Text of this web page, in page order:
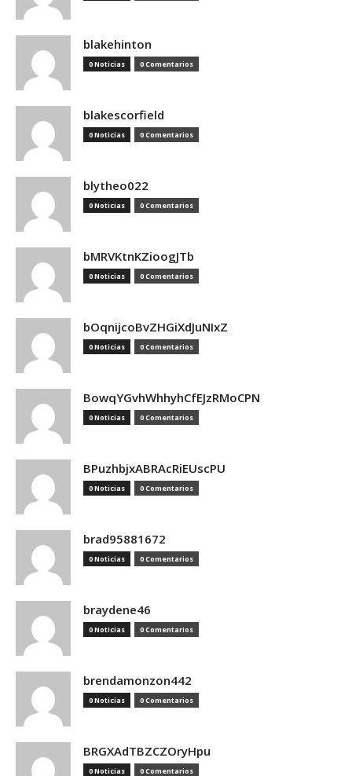
blakehinton
0 Noticias 0 Comentarios
blakescorfield
0 Noticias 0 Comentarios
blytheo022
0 Noticias 0 Comentarios
bMRVKtnKZioogJTb
0 Noticias 0 Comentarios
bOqnijcoBvZHGiXdJuNIxZ
0 Noticias 0 Comentarios
BowqYGvhWhhyhCfEJzRMoCPN
0 Noticias 0 Comentarios
BPuzhbjxABRAcRiEUscPU
0 Noticias 0 Comentarios
brad95881672
0 Noticias 0 Comentarios
braydene46
0 Noticias 0 Comentarios
brendamonzon442
0 Noticias 0 Comentarios
BRGXAdTBZCZOryHpu
0 Noticias 0 Comentarios